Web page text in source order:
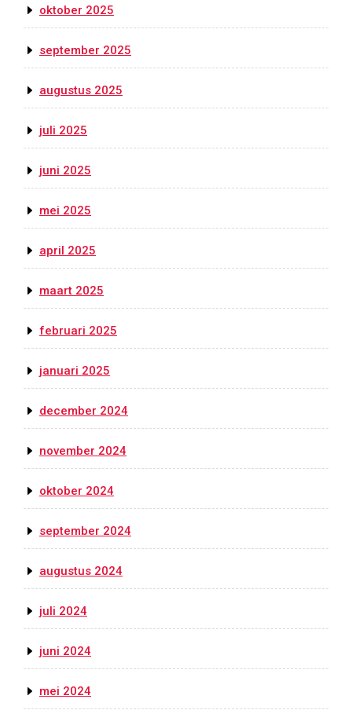
oktober 2025
september 2025
augustus 2025
juli 2025
juni 2025
mei 2025
april 2025
maart 2025
februari 2025
januari 2025
december 2024
november 2024
oktober 2024
september 2024
augustus 2024
juli 2024
juni 2024
mei 2024